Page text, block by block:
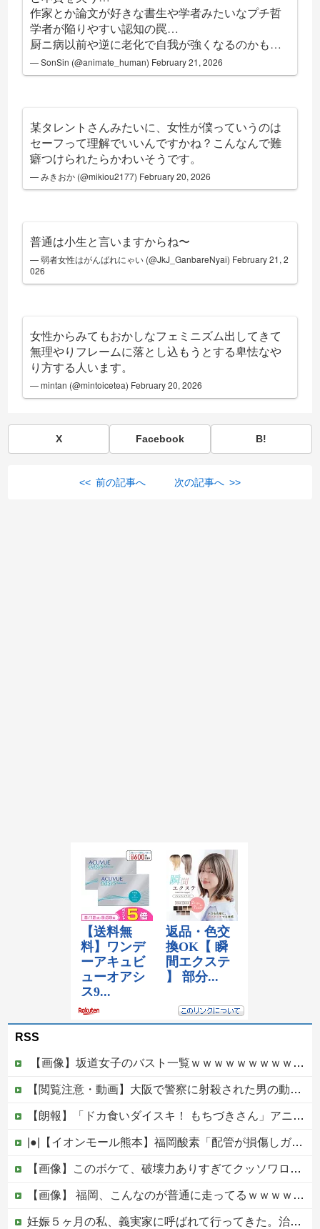
作家とか論文が好きな書生や学者みたいなプチ哲
学者が陥りやすい認知の罠…
厨ニ病以前や逆に老化で自我が強くなるのかも…
— SonSin (@animate_human) February 21, 2026
某タレントさんみたいに、女性が僕っていうのは
セーフって理解でいいんですかね？こんなんで難
癖つけられたらかわいそうです。
— みきおか (@mikiou2177) February 20, 2026
普通は小生と言いますからね〜
— 弱者女性はがんばれにゃい (@JkJ_GanbareNyai) February 21, 2
026
女性からみてもおかしなフェミニズム出してきて
無理やりフレームに落とし込もうとする卑怯なや
り方する人います。
— mintan (@mintoicetea) February 20, 2026
X Facebook B!
<< 前の記事へ 次の記事へ >>
RSS
【画像】坂道女子のバスト一覧ｗｗｗｗｗｗｗｗｗｗｗｗwｗｗｗｗ
【閲覧注意・動画】大阪で警察に射殺された男の動画、エグい 撃たれてから叫びながら苦しみもがいて死ぬ
【朗報】「ドカ食いダイスキ！ もちづきさん」アニメ化！これも露悪漫画なの？
|●|【イオンモール熊本】福岡酸素「配管が損傷しガス漏れ、着火した可能性」高圧ガス保安法などに基づき、経産省に報告
【画像】このボケて、破壊力ありすぎてクッソワロタｗｗｗｗｗｗｗｗｗ他
【画像】 福岡、こんなのが普通に走ってるｗｗｗｗｗｗｗｗｗｗｗｗｗｗｗｗｗｗｗｗｗｗｗｗｗｗｗｗｗｗｗｗｗｗｗｗｗｗｗｗ
妊娠５ヶ月の私、義実家に呼ばれて行ってきた。治療を経て妊娠５ヶ月になった義妹を引き合いに出され、トメから放たれた「耳を疑う理不尽すぎる一言」に愕然←妊娠時期の操作とか超能力者かよ